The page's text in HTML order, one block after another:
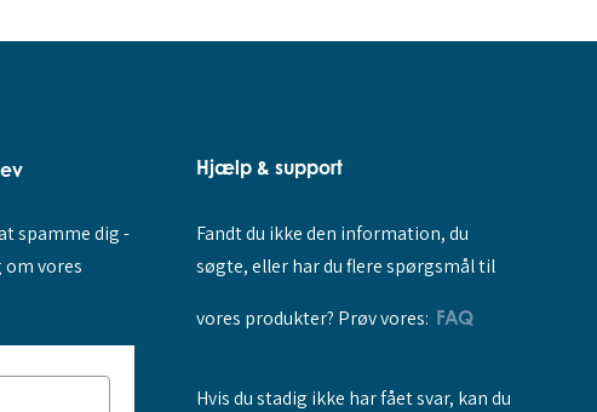
spamme dig -
vores
Hjælp & support
Fandt du ikke den information, du
søgte, eller har du flere spørgsmål til
vores produkter? Prøv vores: FAQ
Hvis du stadig ikke har fået svar, kan du